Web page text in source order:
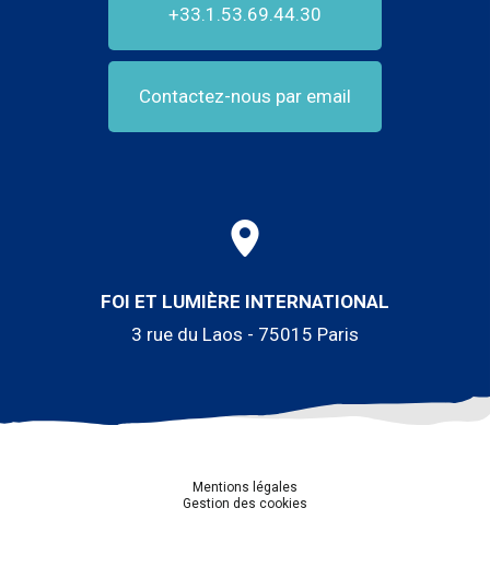
+33.1.53.69.44.30
Contactez-nous par email
FOI ET LUMIÈRE INTERNATIONAL
3 rue du Laos - 75015 Paris
Mentions légales
Gestion des cookies